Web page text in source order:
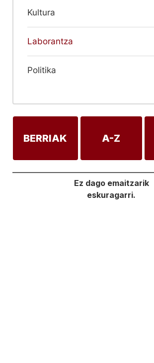
Kultura
Laborantza
Politika
BERRIAK A-Z
Ez dago emaitzarik
eskuragarri.